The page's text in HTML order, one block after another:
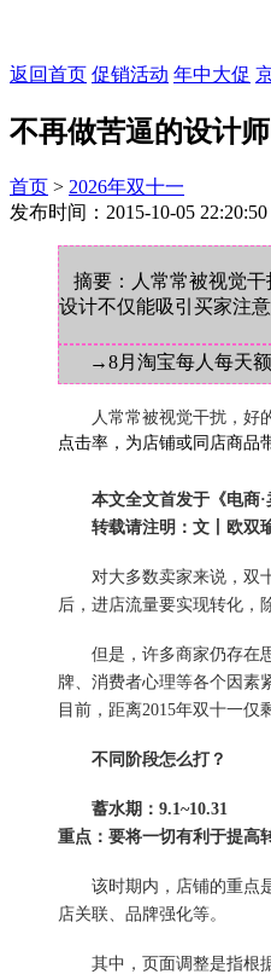
返回首页 促销活动 年中大促
不再做苦逼的设计
首页 > 2026年双十一
发布时间：2015-10-05
摘要：人常常被视觉干
设计不仅能吸引买家注
→8月淘宝每人每天
人常常被视觉干扰，好的
点击率，为店铺或同店商品
本文全文首发于《电商
转载请注明：文丨欧
对大多数卖家来说，双十
后，进店流量要实现转化，
但是，许多商家仍存在思
牌、消费者心理等各个因素
目前，距离2015年双十一
不同阶段怎么打？
蓄水期：9.1~10.31
重点：要将一切有利于提高
该时期内，店铺的重点是
店关联、品牌强化等。
其中，页面调整是指根据